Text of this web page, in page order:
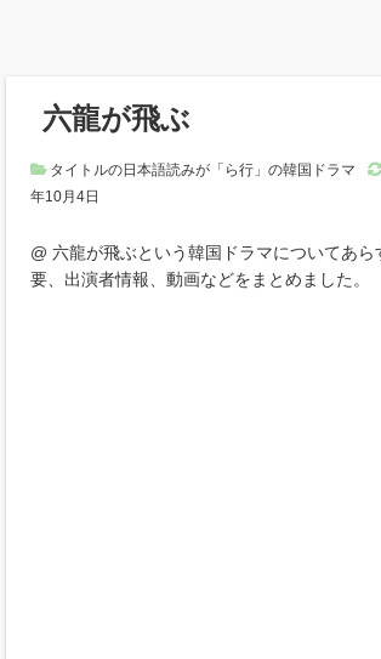
六龍が飛ぶ
タイトルの日本語読みが「ら行」の韓国ドラマ
年10月4日
@ 六龍が飛ぶという韓国ドラマについてあら
要、出演者情報、動画などをまとめました。